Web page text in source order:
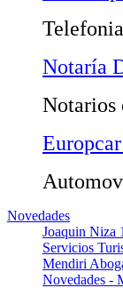
Notaría
Notarios
Novedades
Joaquin Niza
Servicios
Mendiri
Novedades -